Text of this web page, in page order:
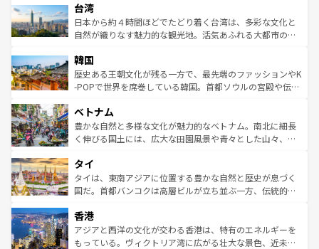
ならではの贅沢な旅のスタイルだ。 なお、新着のアメリカ
情報はコンテンツ一覧を参照してほしい。
れるおもてなしの心で訪れる人々を迎えてくれるハワイの
人々、おいしいローカルフードやハワイアンミュージッ
ク、伝統的なフラダンスなど、すべてがハワイの魅力を彩
ワイを、存分に味わってほしい。 なお、新着のハワイ情報
はコンテンツ一覧を参照してほしい。
リアリーフや大陸中央部にそびえるウルル（エアーズロッ
ク）、タスマニアの美しい原生林やケアンズの熱帯雨林な
ど、見どころがたくさん。また、カフェやワイン、オージ
いる。アクティビティも充実しており、サーフィンやダイ
ビング、ハイキングなど、アウトドア好きにはたまらな
い。オーストラリアの多彩な魅力を存分に味わいつくそ
参照してほしい。
台湾
日本から約４時間ほどでたどり着く台湾は、多彩な文化と
自然が織りなす魅力的な観光地。活気あふれる大都市の台
ン）、静ひつな山岳地帯である台湾東部など、都市の喧騒
と山間の静けさが共存しており、訪れる人に新しい発見と
驚きをもたらしてくれる。また、奥深い台湾の食文化も魅
容にもいいと評判のスイーツなど、バラエティ豊かな料理
が味わえる。 なお、新着の台湾情報は コンテンツ一覧を参
照してほしい。
韓国
歴史ある王朝文化が残る一方で、最先端のファッションやK
-POPで世界を席巻している韓国。首都ソウルの宮殿や伝統
き、地方に足を延ばせば四季折々の自然美を楽しむことが
できる。そして、キムチや焼肉、絶品のストリートフード
まで、さまざまな韓国料理が待っている。夜には、韓国な
リティに包まれながら、韓国の多彩な魅力を心ゆくまで味
わってみてほしい。 なお、新着の韓国情報はコンテンツ一
覧を参照してほしい。
ベトナム
豊かな自然と多様な文化が魅力的なベトナム。南北に細長
く伸びる国土には、広大な田園風景や青々とした山々、世
急速な発展と共に伝統が息づく。ハノイの古い町並みやホ
ーチミン市のフランス統治時代の建物も、独特の雰囲気を
醸し出している。また、バラエティの豊かさとおいしさで
とつ。フォーやバインミー、ベトナムコーヒーなどは、ぜ
ひ現地で味わいたい。どの地域を訪れてもあたたかい人々
が旅行者を迎えてくれるので、きっと忘れられない旅にな
タイ
タイは、東南アジアに位置する豊かな自然と歴史が息づく
国だ。首都バンコクは高層ビルが立ち並ぶ一方、伝統的な
の活気が交差している。北部ではチェンマイなどの山岳地
帯で自然と触れ合い、南部ではプーケットやクラビの美し
いビーチでリゾート気分を楽しむことができる。タイ料理
香港
アジアと西洋の文化が交わる香港は、特有のエネルギーを
もっている。ヴィクトリア湾に広がる壮大な景色、近未来